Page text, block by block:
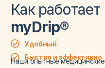
Как работает
myDrip®
Удобный
Быстро и эффективно
Наши опытные медицинские